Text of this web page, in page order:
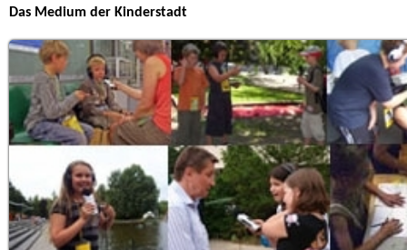
Das Medium der Kinderstadt